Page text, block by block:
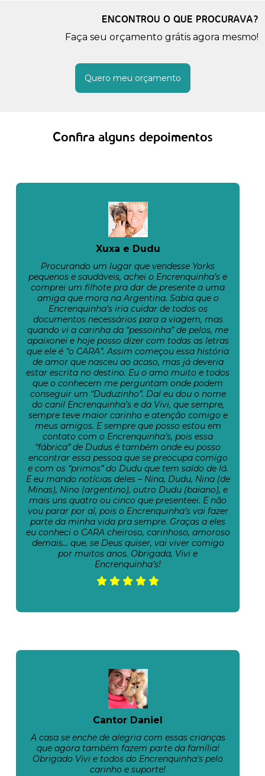
ENCONTROU O QUE PROCURAVA?
Faça seu orçamento grátis agora mesmo!
Quero meu orçamento
Confira alguns depoimentos
Xuxa e Dudu
Procurando um lugar que vendesse Yorks
pequenos e saudáveis, achei o Encrenquinha’s e
comprei um filhote pra dar de presente a uma
amiga que mora na Argentina. Sabia que o
Encrenquinha’s iria cuidar de todos os
documentos necessários para a viagem, mas
quando vi a carinha da “pessoinha” de pelos, me
apaixonei e hoje posso dizer com todas as letras
que ele é “o CARA”. Assim começou essa história
de amor que nasceu ao acaso, mas já deveria
estar escrita no destino. Eu o amo muito e todos
que o conhecem me perguntam onde podem
conseguir um “Duduzinho”. Daí eu dou o nome
do canil Encrenquinha’s e da Vivi, que sempre,
sempre teve maior carinho e atenção comigo e
meus amigos. E sempre que posso estou em
contato com o Encrenquinha’s, pois essa
“fábrica” de Dudus é também onde eu posso
encontrar essa pessoa que se preocupa comigo
e com os “primos” do Dudu que tem saído de lá.
E eu mando notícias deles – Nina, Dudu, Nina (de
Minas), Nino (argentino), outro Dudu (baiano), e
mais uns quatro ou cinco que presenteei. E não
vou parar por aí, pois o Encrenquinha’s vai fazer
parte da minha vida pra sempre. Graças a eles
eu conheci o CARA cheiroso, carinhoso, amoroso
demais… que, se Deus quiser, vai viver comigo
por muitos anos. Obrigada, Vivi e
Encrenquinha’s!
Cantor Daniel
A casa se enche de alegria com essas crianças
que agora também fazem parte da família!
Obrigado Vivi e todos do Encrenquinha's pelo
carinho e suporte!